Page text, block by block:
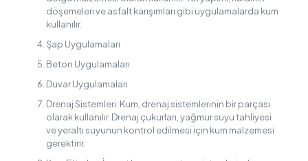
döşemeleri ve asfalt karışımları gibi uygulamalarda kum
kullanılır.
Şap Uygulamaları
Beton Uygulamaları
Duvar Uygulamaları
Drenaj Sistemleri: Kum, drenaj sistemlerinin bir parçası
olarak kullanılır. Drenaj çukurları, yağmur suyu tahliyesi
ve yeraltı suyunun kontrol edilmesi için kum malzemesi
gerektirir.